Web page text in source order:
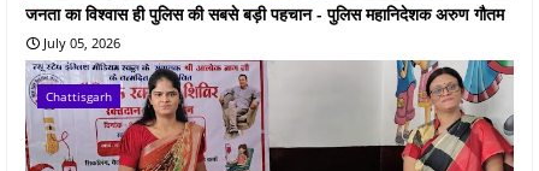
जनता का विश्वास ही पुलिस की सबसे बड़ी पहचान - पुलिस महानिदेशक अरुण गौतम
July 05, 2026
Chattisgarh